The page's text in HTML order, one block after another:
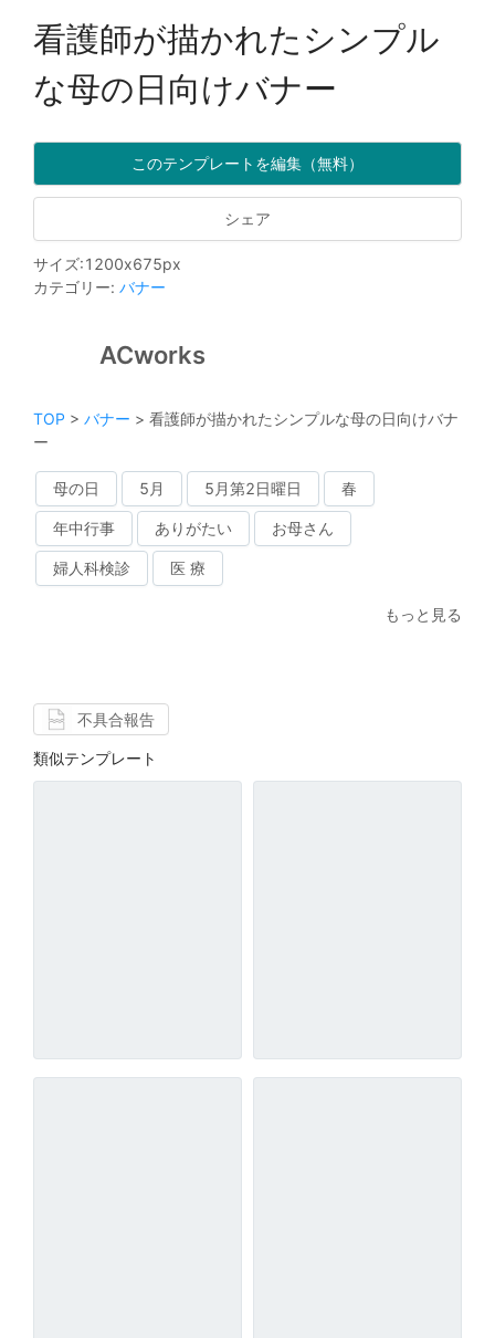
看護師が描かれたシンプル
な母の日向けバナー
このテンプレートを編集（無料）
シェア
サイズ:1200x675px
カテゴリー: バナー
ACworks
TOP > バナー > 看護師が描かれたシンプルな母の日向けバナ
ー
母の日 5月 5月第2日曜日 春
年中行事 ありがたい お母さん
婦人科検診 医 療
もっと見る
不具合報告
類似テンプレート